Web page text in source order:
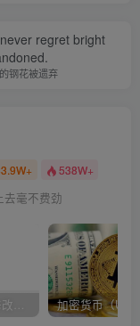
道理么！
！
理，也不是说有
真的对么，不一
还是得看是跟谁
regret bright
钢花被遗弃
538W+
去毫不费劲